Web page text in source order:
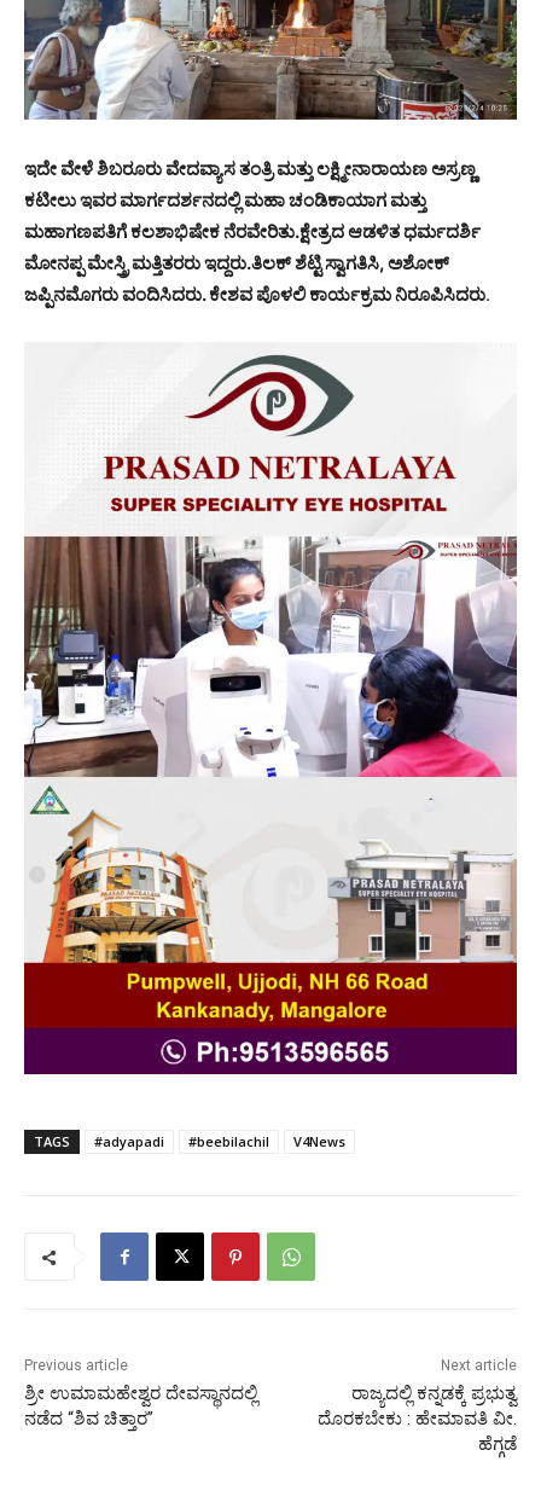
ಇದೇ ವೇಳೆ ಶಿಬರೂರು ವೇದವ್ಯಾಸ ತಂತ್ರಿ ಮತ್ತು ಲಕ್ಷ್ಮೀನಾರಾಯಣ ಅಸ್ರಣ್ಣ
ಕಟೀಲು ಇವರ ಮಾರ್ಗದರ್ಶನದಲ್ಲಿ ಮಹಾ ಚಂಡಿಕಾಯಾಗ ಮತ್ತು
ಮಹಾಗಣಪತಿಗೆ ಕಲಶಾಭಿಷೇಕ ನೆರವೇರಿತು.ಕ್ಷೇತ್ರದ ಆಡಳಿತ ಧರ್ಮದರ್ಶಿ
ಮೋನಪ್ಪ ಮೇಸ್ತ್ರಿ ಮತ್ತಿತರರು ಇದ್ದರು.ತಿಲಕ್ ಶೆಟ್ಟಿ ಸ್ವಾಗತಿಸಿ, ಅಶೋಕ್
ಜಪ್ಪಿನಮೊಗರು ವಂದಿಸಿದರು. ಕೇಶವ ಪೊಳಲಿ ಕಾರ್ಯಕ್ರಮ ನಿರೂಪಿಸಿದರು.
TAGS #adyapadi #beebilachil V4News
Previous article
ಶ್ರೀ ಉಮಾಮಹೇಶ್ವರ ದೇವಸ್ಥಾನದಲ್ಲಿ
ನಡೆದ “ಶಿವ ಚಿತ್ತಾರ”
Next article
ರಾಜ್ಯದಲ್ಲಿ ಕನ್ನಡಕ್ಕೆ ಪ್ರಭುತ್ವ
ದೊರಕಬೇಕು : ಹೇಮಾವತಿ ವೀ.
ಹೆಗ್ಗಡೆ